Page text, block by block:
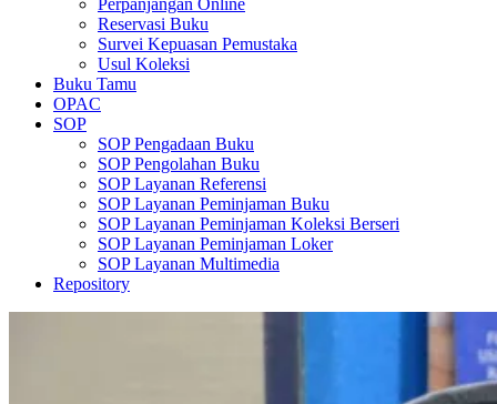
Perpanjangan Online
Reservasi Buku
Survei Kepuasan Pemustaka
Usul Koleksi
Buku Tamu
OPAC
SOP
SOP Pengadaan Buku
SOP Pengolahan Buku
SOP Layanan Referensi
SOP Layanan Peminjaman Buku
SOP Layanan Peminjaman Koleksi Berseri
SOP Layanan Peminjaman Loker
SOP Layanan Multimedia
Repository